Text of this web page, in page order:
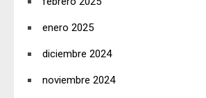
enero 2025
diciembre 2024
noviembre 2024